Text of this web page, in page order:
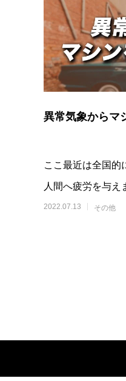
ORBOT
異常気象からマ
ここ最近は全国的
人間へ疲労を与え
ージを与えます。
2022.07.13 その他